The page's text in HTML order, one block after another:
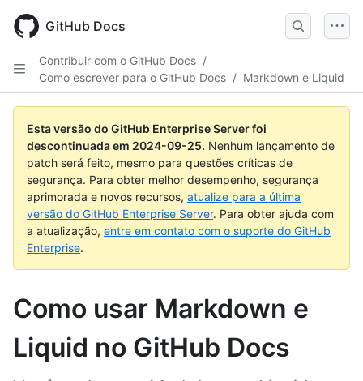
main
GitHub Docs
Contribuir com o GitHub Docs /
Como escrever para o GitHub Docs / Markdown e Liquid
Esta versão do GitHub Enterprise Server foi
descontinuada em 2024-09-25. Nenhum lançamento de
patch será feito, mesmo para questões críticas de
segurança. Para obter melhor desempenho, segurança
aprimorada e novos recursos, atualize para a última
versão do GitHub Enterprise Server. Para obter ajuda com
a atualização, entre em contato com o suporte do GitHub
Enterprise.
Como usar Markdown e
Liquid no GitHub Docs